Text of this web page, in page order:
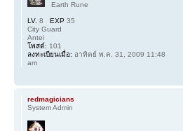
Earth Rune
LV. 8 EXP 35
City Guard
Antei
โพสต์: 101
ลงทะเบียนเมื่อ: อาทิตย์ พ.ค. 31, 2009 11:48
am
redmagicians
System Admin